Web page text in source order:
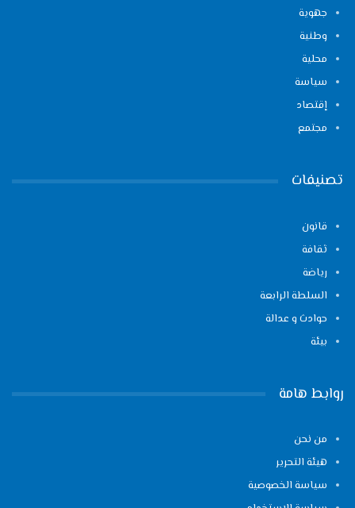
جهوية
وطنية
محلية
سياسة
إقتصاد
مجتمع
تصنيفات
قانون
ثقافة
رياضة
السلطة الرابعة
حوادث و عدالة
بيئة
روابط هامة
من نحن
هيئة التحرير
سياسة الخصوصية